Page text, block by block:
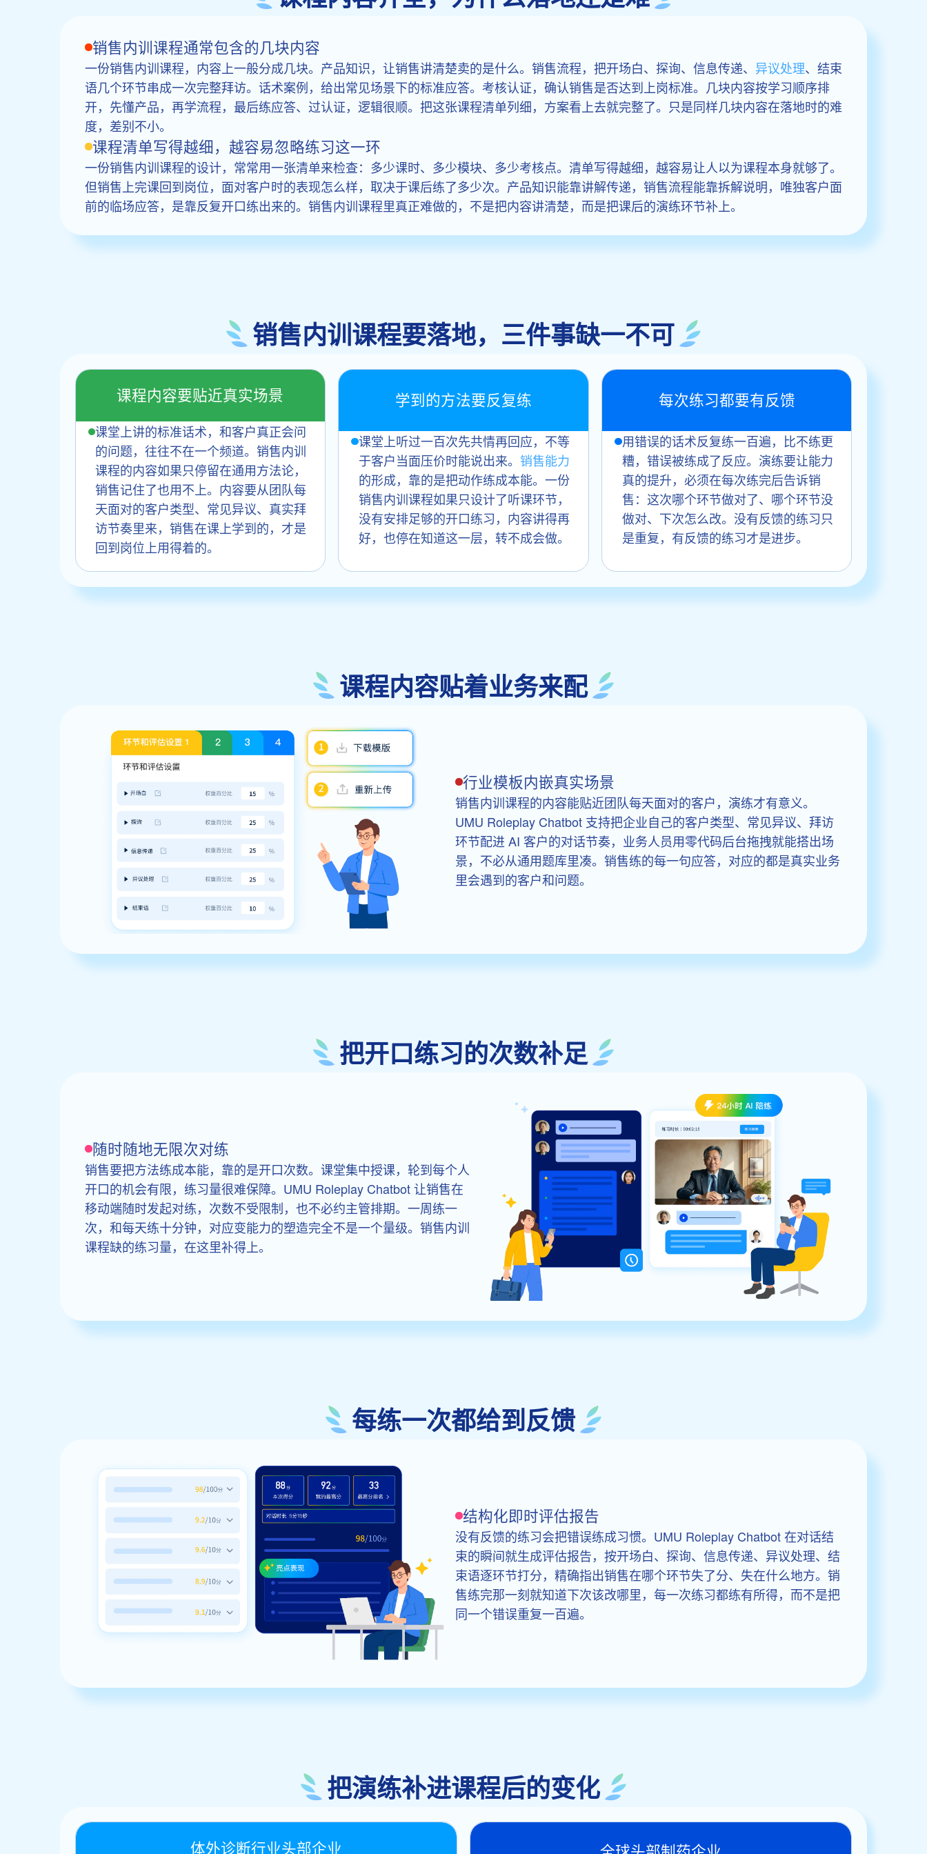
销售内训课程通常包含的几块内容
一份销售内训课程，内容上一般分成几块。产品知识，让销售讲清楚卖的是什么。销售流程，把开场白、探询、信息传递、 异议处理、结束
语几个环节串成一次完整拜访。话术案例，给出常见场景下的标准应答。考核认证，确认销售是否达到上岗标准。几块内容按学习顺序排
开，先懂产品，再学流程，最后练应答、过认证，逻辑很顺。把这张课程清单列细，方案看上去就完整了。只是同样几块内容在落地时的难
度，差别不小。
课程清单写得越细，越容易忽略练习这一环
一份销售内训课程的设计，常常用一张清单来检查：多少课时、多少模块、多少考核点。清单写得越细，越容易让人以为课程本身就够了。
但销售上完课回到岗位，面对客户时的表现怎么样，取决于课后练了多少次。产品知识能靠讲解传递，销售流程能靠拆解说明，唯独客户面
前的临场应答，是靠反复开口练出来的。销售内训课程里真正难做的，不是把内容讲清楚，而是把课后的演练环节补上。
销售内训课程要落地，三件事缺一不可
课程内容要贴近真实场景
课堂上讲的标准话术，和客户真正会问
的问题，往往不在一个频道。销售内训
课程的内容如果只停留在通用方法论，
销售记住了也用不上。内容要从团队每
天面对的客户类型、常见异议、真实拜
访节奏里来，销售在课上学到的，才是
回到岗位上用得着的。
学到的方法要反复练
课堂上听过一百次先共情再回应，不等
于客户当面压价时能说出来。 销售能力
的形成，靠的是把动作练成本能。一份
销售内训课程如果只设计了听课环节，
没有安排足够的开口练习，内容讲得再
好，也停在知道这一层，转不成会做。
每次练习都要有反馈
用错误的话术反复练一百遍，比不练更
糟，错误被练成了反应。演练要让能力
真的提升，必须在每次练完后告诉销
售：这次哪个环节做对了、哪个环节没
做对、下次怎么改。没有反馈的练习只
是重复，有反馈的练习才是进步。
课程内容贴着业务来配
行业模板内嵌真实场景
销售内训课程的内容能贴近团队每天面对的客户，演练才有意义。
UMU Roleplay Chatbot 支持把企业自己的客户类型、常见异议、拜访
环节配进 AI 客户的对话节奏，业务人员用零代码后台拖拽就能搭出场
景，不必从通用题库里凑。销售练的每一句应答，对应的都是真实业务
里会遇到的客户和问题。
把开口练习的次数补足
随时随地无限次对练
销售要把方法练成本能，靠的是开口次数。课堂集中授课，轮到每个人
开口的机会有限，练习量很难保障。UMU Roleplay Chatbot 让销售在
移动端随时发起对练，次数不受限制，也不必约主管排期。一周练一
次，和每天练十分钟，对应变能力的塑造完全不是一个量级。销售内训
课程缺的练习量，在这里补得上。
每练一次都给到反馈
结构化即时评估报告
没有反馈的练习会把错误练成习惯。UMU Roleplay Chatbot 在对话结
束的瞬间就生成评估报告，按开场白、探询、信息传递、异议处理、结
束语逐环节打分，精确指出销售在哪个环节失了分、失在什么地方。销
售练完那一刻就知道下次该改哪里，每一次练习都练有所得，而不是把
同一个错误重复一百遍。
把演练补进课程后的变化
体外诊断行业头部企业